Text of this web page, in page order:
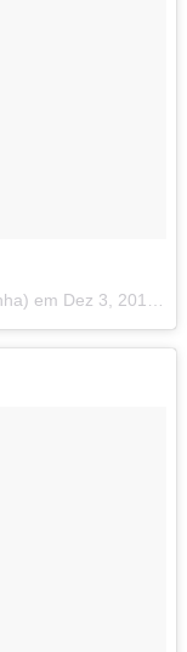
em Dez 3, 2014 at 2:52 PST